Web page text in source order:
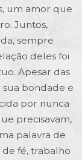
um amor que
Juntos,
sempre
deles foi
Apesar das
bondade e
por nunca
precisavam,
palavra de
fé, trabalho